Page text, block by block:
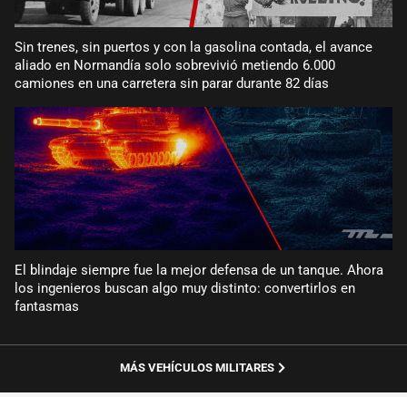
Sin trenes, sin puertos y con la gasolina contada, el avance
aliado en Normandía solo sobrevivió metiendo 6.000
camiones en una carretera sin parar durante 82 días
El blindaje siempre fue la mejor defensa de un tanque. Ahora
los ingenieros buscan algo muy distinto: convertirlos en
fantasmas
MÁS VEHÍCULOS MILITARES